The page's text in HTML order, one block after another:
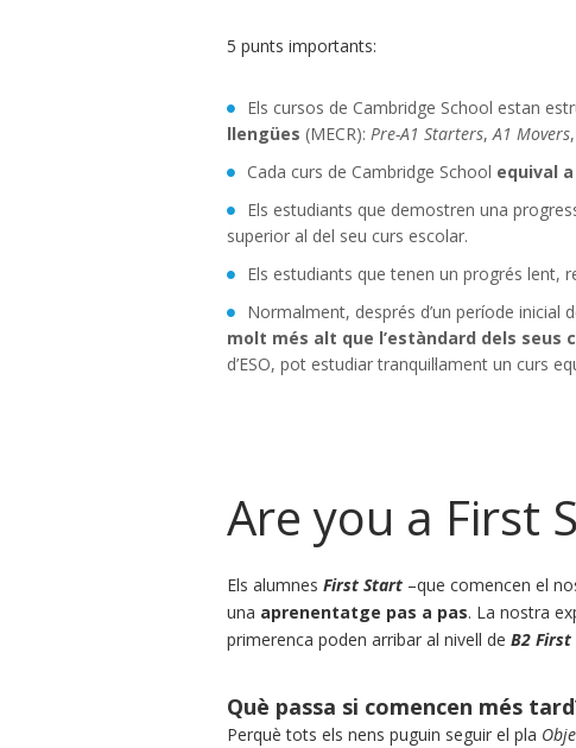
5 punts importants:
Els cursos de Cambridge School estan
llengües (MECR): Pre-A1 Starters,A1 Movers
Cada curs de Cambridge School equival
Els estudiants que demostren una
superior al del seu curs escolar.
Els estudiants que tenen un progrés lent,
Normalment, després d’un període inicial
molt més alt que l’estàndard dels seus
d’ESO, pot estudiar tranquil·lament un curs
Are you a First
Els alumnes First Start –que comencen el
una aprenentatge pas a pas. La nostra
primerenca poden arribar al nivell de B2 First
Què passa si comencen més
Perquè tots els nens puguin seguir el pla